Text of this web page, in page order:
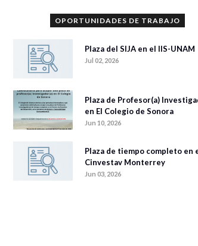
OPORTUNIDADES DE TRABAJO
Plaza del SIJA en el IIS-UNAM
Jul 02, 2026
Plaza de Profesor(a)
en El Colegio de Sonora
Jun 10, 2026
Plaza de tiempo completo en
Cinvestav Monterrey
Jun 03, 2026